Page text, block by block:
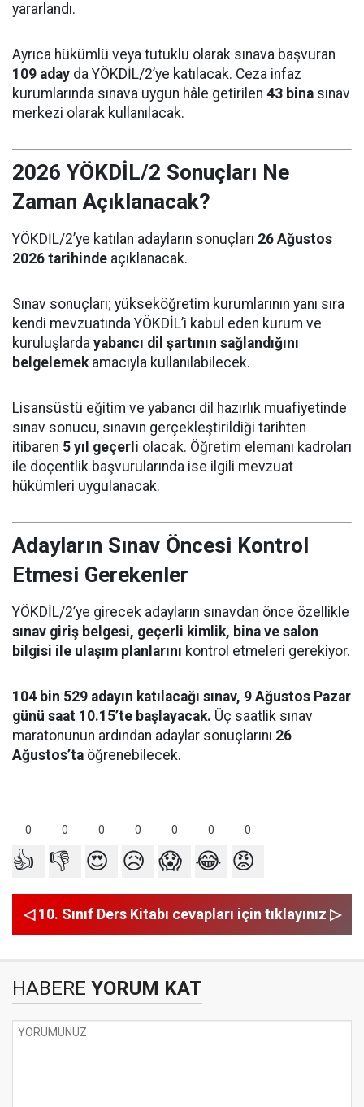
yararlandı.
Ayrıca hükümlü veya tutuklu olarak sınava başvuran
109 aday da YÖKDİL/2’ye katılacak. Ceza infaz
kurumlarında sınava uygun hâle getirilen 43 bina sınav
merkezi olarak kullanılacak.
2026 YÖKDİL/2 Sonuçları Ne
Zaman Açıklanacak?
YÖKDİL/2’ye katılan adayların sonuçları 26 Ağustos
2026 tarihinde açıklanacak.
Sınav sonuçları; yükseköğretim kurumlarının yanı sıra
kendi mevzuatında YÖKDİL’i kabul eden kurum ve
kuruluşlarda yabancı dil şartının sağlandığını
belgelemek amacıyla kullanılabilecek.
Lisansüstü eğitim ve yabancı dil hazırlık muafiyetinde
sınav sonucu, sınavın gerçekleştirildiği tarihten
itibaren 5 yıl geçerli olacak. Öğretim elemanı kadroları
ile doçentlik başvurularında ise ilgili mevzuat
hükümleri uygulanacak.
Adayların Sınav Öncesi Kontrol
Etmesi Gerekenler
YÖKDİL/2’ye girecek adayların sınavdan önce özellikle
sınav giriş belgesi, geçerli kimlik, bina ve salon
bilgisi ile ulaşım planlarını kontrol etmeleri gerekiyor.
104 bin 529 adayın katılacağı sınav, 9 Ağustos Pazar
günü saat 10.15’te başlayacak. Üç saatlik sınav
maratonunun ardından adaylar sonuçlarını 26
Ağustos’ta öğrenebilecek.
0 0 0 0 0 0 0
👍 👎 😍 😥 😱 😂 😡
◁ 10. Sınıf Ders Kitabı cevapları için tıklayınız ▷
HABERE YORUM KAT